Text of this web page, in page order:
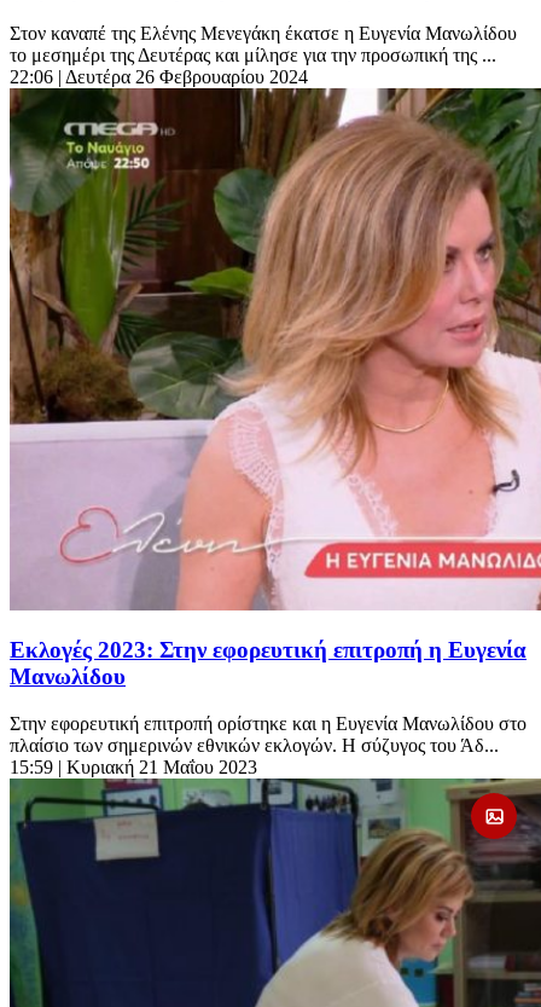
Στον καναπέ της Ελένης Μενεγάκη έκατσε η Ευγενία Μανωλίδου
το μεσημέρι της Δευτέρας και μίλησε για την προσωπική της ...
22:06 | Δευτέρα 26 Φεβρουαρίου 2024
Εκλογές 2023: Στην εφορευτική επιτροπή η Ευγενία
Μανωλίδου
Στην εφορευτική επιτροπή ορίστηκε και η Ευγενία Μανωλίδου στο
πλαίσιο των σημερινών εθνικών εκλογών. Η σύζυγος του Άδ...
15:59 | Κυριακή 21 Μαΐου 2023